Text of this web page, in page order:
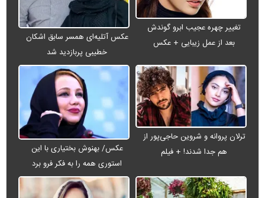
تغییر چهره عجیب ابرو گوندش
بعد از عمل زیبایی + عکس
عکس آتلیه‌ای همسر سابق اشکان
خطیبی پربازدید شد
ترلان پروانه و شروین حاجی‌پور از
هم جدا شدند! + فیلم
عکس/ بهنوش بختیاری با این
استوری همه را به فکر فرو برد